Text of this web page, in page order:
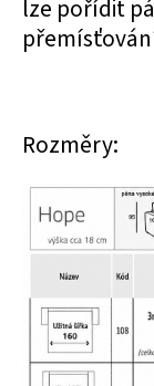
lze pořídit
Rozměry: